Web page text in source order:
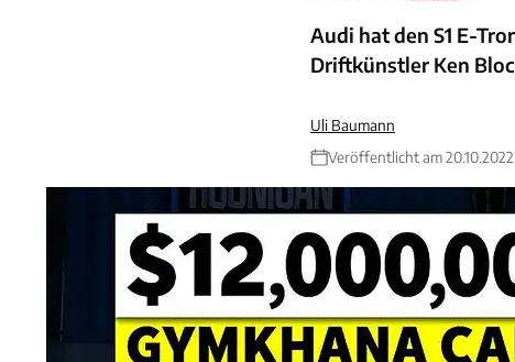
Audi hat den S1 E-
Driftkünstler Ken
Uli Baumann
Veröffentlicht am 20.10.2022